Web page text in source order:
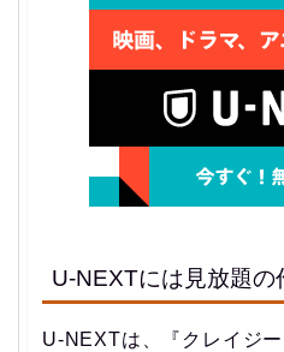
U-NEXTには見放題の
U-NEXTは、『クレイジ